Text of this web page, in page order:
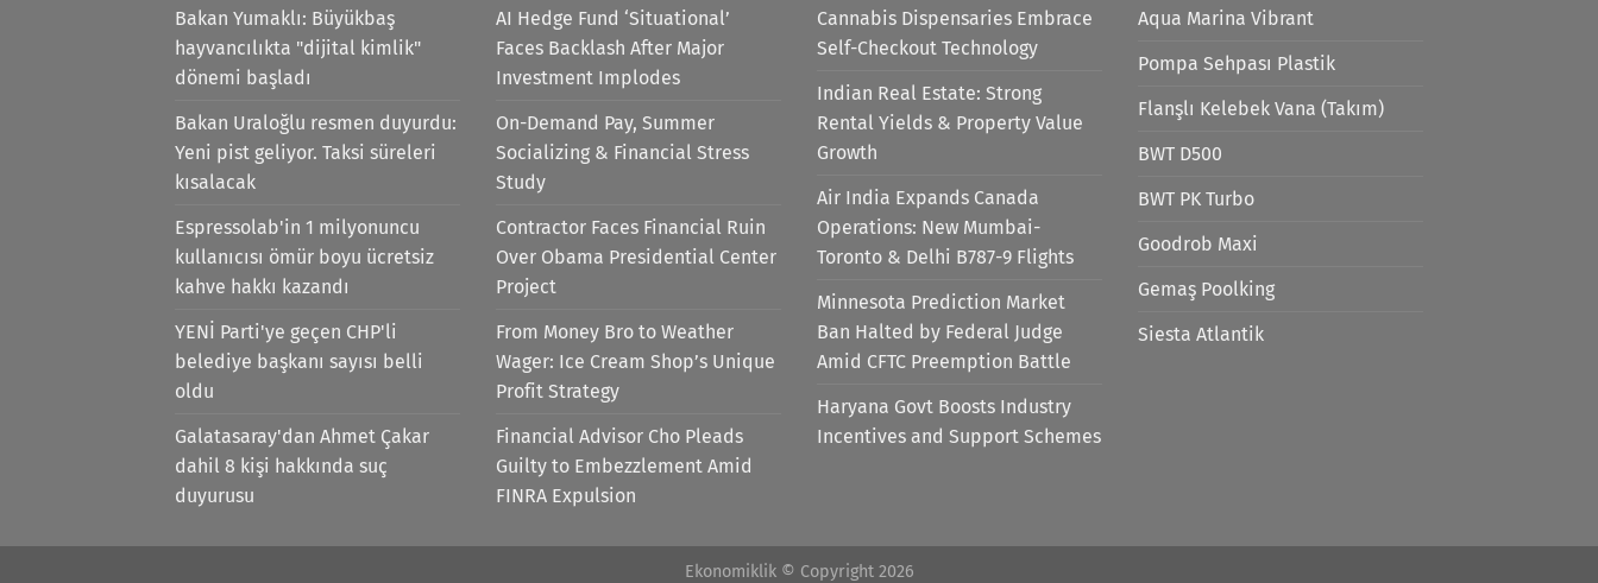
Bakan Yumaklı: Büyükbaş
hayvancılıkta "dijital kimlik"
dönemi başladı
Bakan Uraloğlu resmen duyurdu:
Yeni pist geliyor. Taksi süreleri
kısalacak
Espressolab'in 1 milyonuncu
kullanıcısı ömür boyu ücretsiz
kahve hakkı kazandı
YENİ Parti'ye geçen CHP'li
belediye başkanı sayısı belli
oldu
Galatasaray'dan Ahmet Çakar
dahil 8 kişi hakkında suç
duyurusu
AI Hedge Fund ‘Situational’
Faces Backlash After Major
Investment Implodes
On-Demand Pay, Summer
Socializing & Financial Stress
Study
Contractor Faces Financial Ruin
Over Obama Presidential Center
Project
From Money Bro to Weather
Wager: Ice Cream Shop’s Unique
Profit Strategy
Financial Advisor Cho Pleads
Guilty to Embezzlement Amid
FINRA Expulsion
Cannabis Dispensaries Embrace
Self-Checkout Technology
Indian Real Estate: Strong
Rental Yields & Property Value
Growth
Air India Expands Canada
Operations: New Mumbai-
Toronto & Delhi B787-9 Flights
Minnesota Prediction Market
Ban Halted by Federal Judge
Amid CFTC Preemption Battle
Haryana Govt Boosts Industry
Incentives and Support Schemes
Aqua Marina Vibrant
Pompa Sehpası Plastik
Flanşlı Kelebek Vana (Takım)
BWT D500
BWT PK Turbo
Goodrob Maxi
Gemaş Poolking
Siesta Atlantik
Ekonomiklik © Copyright 2026